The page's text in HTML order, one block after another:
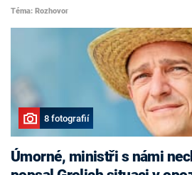
Téma: Rozhovor
8 fotografií
Úmorné, ministři s námi